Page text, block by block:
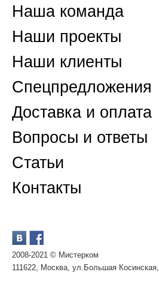
Наша команда
Наши проекты
Наши клиенты
Спецпредложения
Доставка и оплата
Вопросы и ответы
Статьи
Контакты
2008-2021 © Мистерком
111622, Москва, ул.Большая